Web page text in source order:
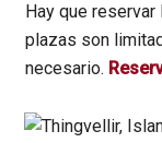
Hay que
plazas son
necesario.